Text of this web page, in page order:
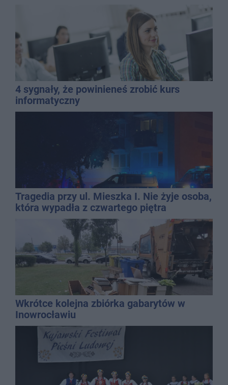
4 sygnały, że powinieneś zrobić kurs
informatyczny
Tragedia przy ul. Mieszka I. Nie żyje osoba,
która wypadła z czwartego piętra
Wkrótce kolejna zbiórka gabarytów w
Inowrocławiu